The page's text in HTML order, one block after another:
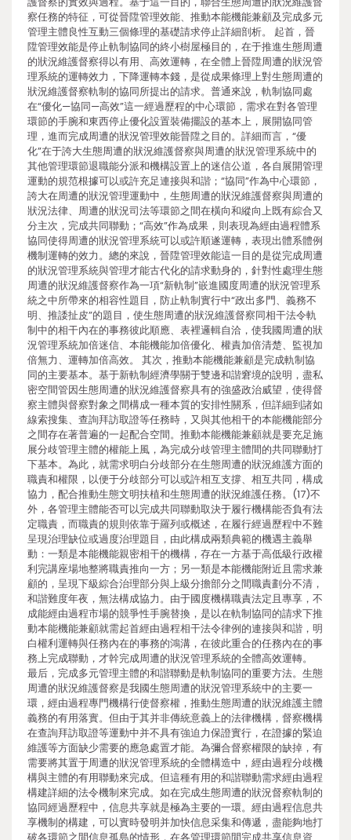
察任務的特征，可從晉陞管理效能、推動本能機能兼顧及完成多元
管理主體良性互動三個條理的基礎請求停止詳細剖析。 起首，晉
陞管理效能是停止軌制協同的終小樹屋極目的，在于推進生態周遭
的狀況維護督察得以有用、高效運轉，在全體上晉陞周遭的狀況管
理系統的運轉效力，下降運轉本錢，是從成果條理上對生態周遭的
狀況維護督察軌制的協同所提出的請求。普通來說，軌制協同處
在“優化—協同—高效”這一經過歷程的中心環節，需求在對各管理
環節的手腕和東西停止優化設置裝備擺設的基本上，展開協同管
理，進而完成周遭的狀況管理效能晉陞之目的。詳細而言，“優
化”在于誇大生態周遭的狀況維護督察與周遭的狀況管理系統中的
其他管理環節退職能分派和機構設置上的迷信公道，各自展開管理
運動的規范根據可以或許充足連接與和諧；“協同”作為中心環節，
誇大在周遭的狀況管理運動中，生態周遭的狀況維護督察與周遭的
狀況法律、周遭的狀況司法等環節之間在橫向和縱向上既有綜合又
分主次，完成共同聯動；“高效”作為成果，則表現為經由過程體系
協同使得周遭的狀況管理系統可以或許順遂運轉，表現出體系體例
機制運轉的效力。總的來說，晉陞管理效能這一目的是從完成周遭
的狀況管理系統與管理才能古代化的請求動身的，針對性處理生態
周遭的狀況維護督察作為一項“新軌制”嵌進國度周遭的狀況管理系
統之中所帶來的相容性題目，防止軌制實行中“政出多門、義務不
明、推諉扯皮”的題目，使生態周遭的狀況維護督察同相干法令軌
制中的相干內在的事務彼此順應、表裡邏輯自洽，使我國周遭的狀
況管理系統加倍迷信、本能機能加倍優化、權責加倍清楚、監視加
倍無力、運轉加倍高效。 其次，推動本能機能兼顧是完成軌制協
同的主要基本。基于新軌制經濟學關于雙邊和諧窘境的說明，盡私
密空間管因生態周遭的狀況維護督察具有的強盛政治威望，使得督
察主體與督察對象之間構成一種本質的安排性關系，但詳細到諸如
線索搜集、查詢拜訪取證等任務時，又與其他相干的本能機能部分
之間存在著普遍的一起配合空間。推動本能機能兼顧就是要充足施
展分歧管理主體的權能上風，為完成分歧管理主體間的共同聯動打
下基本。為此，就需求明白分歧部分在生態周遭的狀況維護方面的
職責和權限，以便于分歧部分可以或許相互支撐、相互共同，構成
協力，配合推動生態文明扶植和生態周遭的狀況維護任務。(17)不
外，各管理主體能否可以完成共同聯動取決于履行機構能否負有法
定職責，而職責的規則依靠于羅列或概述，在履行經過歷程中不難
呈現治理缺位或過度治理題目，由此構成兩類典範的機遇主義舉
動：一類是本能機能親密相干的機構，存在一方基于高低級行政權
利完講座場地整將職責推向一方；另一類是本能機能附近且需求兼
顧的，呈現下級綜合治理部分與上級分擔部分之間職責劃分不清，
和諧難度年夜，無法構成協力。由于國度機構職責法定且專享，不
成能經由過程市場的競爭性手腕替換，是以在軌制協同的請求下推
動本能機能兼顧就需起首經由過程相干法令律例的連接與和諧，明
白權利運轉與任務內在的事務的鴻溝，在彼此重合的任務內在的事
務上完成聯動，才幹完成周遭的狀況管理系統的全體高效運轉。
最后，完成多元管理主體的和諧聯動是軌制協同的重要方法。生態
周遭的狀況維護督察是我國生態周遭的狀況管理系統中的主要一
環，經由過程專門機構行使督察權，推動生態周遭的狀況維護主體
義務的有用落實。但由于其并非傳統意義上的法律機構，督察機構
在查詢拜訪取證等運動中并不具有強迫力保證實行，在證據的緊迫
維護等方面缺少需要的應急處置才能。為彌合督察權限的缺掉，有
需要將其置于周遭的狀況管理系統的全體構造中，經由過程分歧機
構與主體的有用聯動來完成。但這種有用的和諧聯動需求經由過程
構建詳細的法令機制來完成。如在完成生態周遭的狀況督察軌制的
協同經過歷程中，信息共享就是極為主要的一環。經由過程信息共
享機制的構建，可以實時發明并加快信息采集和傳遞，盡能夠地打